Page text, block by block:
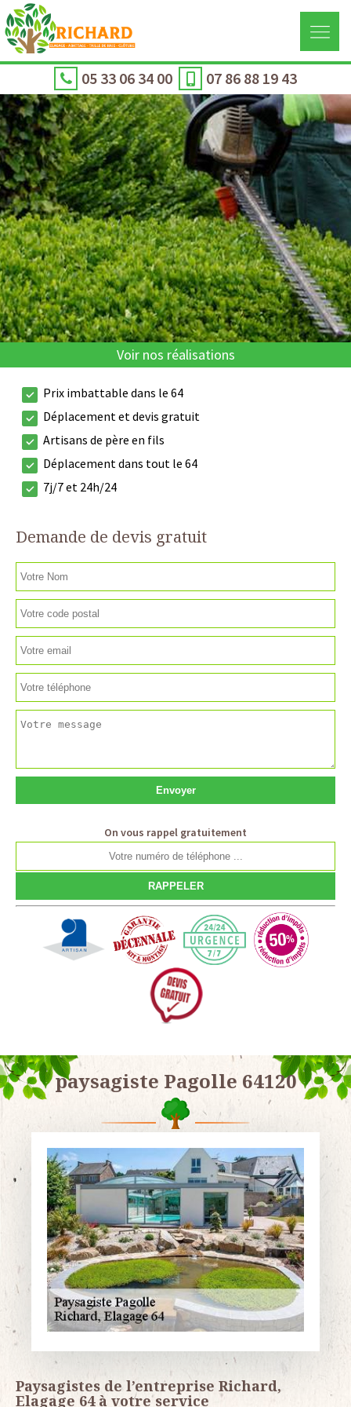
05 33 06 34 00 07 86 88 19 43
Voir nos réalisations
Prix imbattable dans le 64
Déplacement et devis gratuit
Artisans de père en fils
Déplacement dans tout le 64
7j/7 et 24h/24
Demande de devis gratuit
On vous rappel gratuitement
paysagiste Pagolle 64120
Paysagistes de l’entreprise Richard,
Elagage 64 à votre service